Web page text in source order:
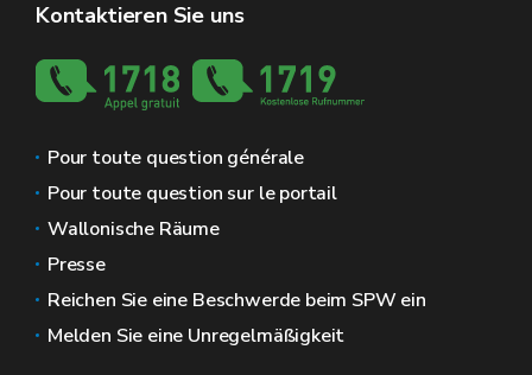
Kontaktieren Sie uns
Pour toute question générale
Pour toute question sur le portail
Wallonische Räume
Presse
Reichen Sie eine Beschwerde beim SPW ein
Melden Sie eine Unregelmäßigkeit